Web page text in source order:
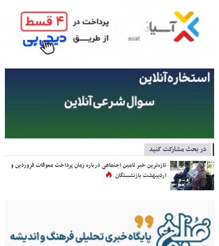
در بحث مشارکت کنید
تازه‌ترین خبر تامین اجتماعی درباره زمان پرداخت معوقات فروردین و
اردیبهشت بازنشستگان